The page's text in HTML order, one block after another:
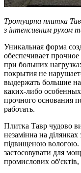
Тротуарна плитка
з інтенсивним рухом
Уникальная форма
обеспечивает
при больших
покрытия не
выдержать большие
каких-либо
прочного основания
работать.
Плитка Тавр чудово
незамінна на
підвищеною вологою.
застосовувати для
промислових об'єктів,